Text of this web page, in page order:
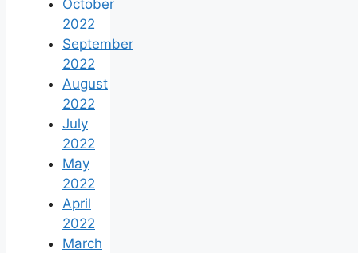
October
2022
September
2022
August
2022
July
2022
May
2022
April
2022
March